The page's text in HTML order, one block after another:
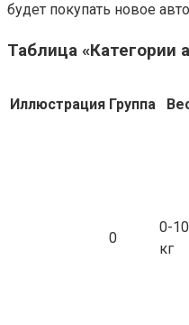
будет покупать новое
Таблица «Категории
Иллюстрация Группа
0
0-10
кг